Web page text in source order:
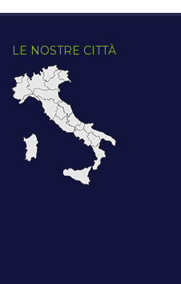
LE NOSTRE CITTÀ